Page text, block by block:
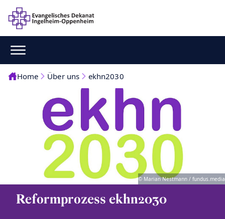
Home Über uns ekhn2030
© Marian Nestmann / fundus.media
Reformprozess ekhn2030